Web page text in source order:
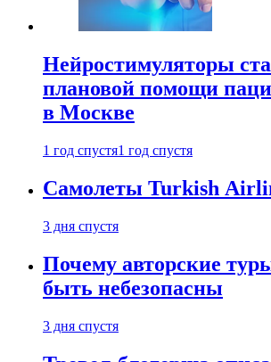
Нейростимуляторы
плановой помощи
в Москве
1 год спустя1 год спустя
Самолеты Turkish
3 дня спустя
Почему авторские
быть небезопасны
3 дня спустя